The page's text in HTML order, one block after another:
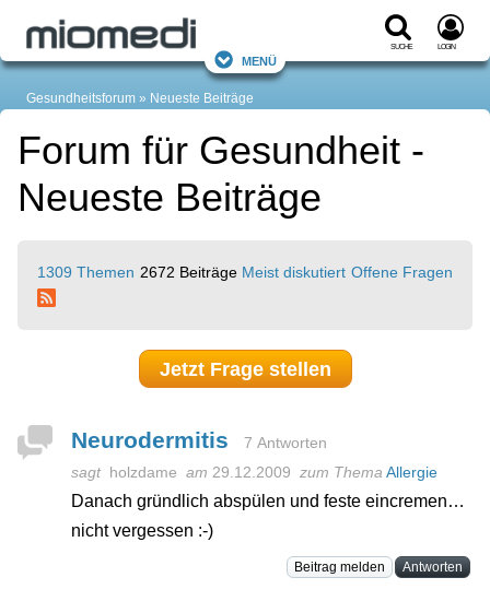
Suche Login
Menü
Gesundheitsforum Neueste Beiträge
Forum für Gesundheit -
Neueste Beiträge
1309 Themen 2672 Beiträge Meist diskutiert Offene Fragen
Jetzt Frage stellen
Neurodermitis
7 Antworten
sagt holzdame am 29.12.2009 zum Thema Allergie
Danach gründlich abspülen und feste eincremen…
nicht vergessen :-)
Beitrag melden Antworten